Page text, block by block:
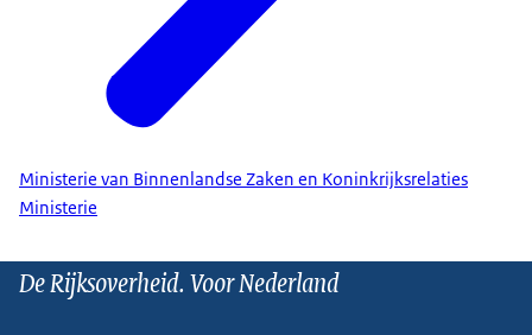
Ministerie van Binnenlandse Zaken en Koninkrijksrelaties
Ministerie
De Rijksoverheid. Voor Nederland